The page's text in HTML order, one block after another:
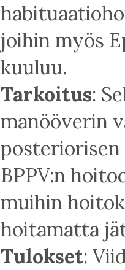
joihin myös
kuuluu.
Tarkoitus:
manööverin
BPPV:n
muihin
hoitamatta
Tulokset: